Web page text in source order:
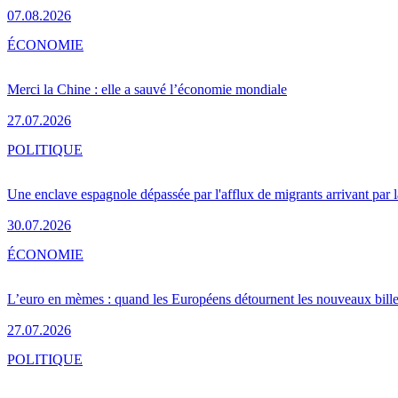
07.08.2026
Merci la Chine : elle a sauvé l’économie mondiale
27.07.2026
ÉCONOMIE
Une enclave espagnole dépassée par l'afflux de migrants arrivant par
30.07.2026
POLITIQUE
L’euro en mèmes : quand les Européens détournent les nouveaux
27.07.2026
ÉCONOMIE
POLITIQUE